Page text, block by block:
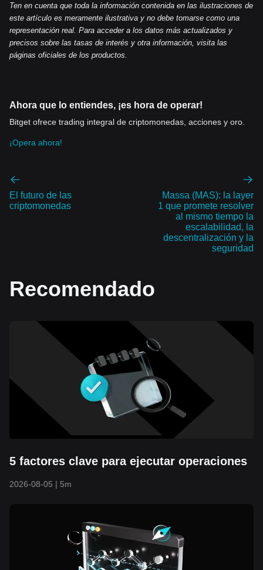
Ten en cuenta que toda la información contenida en las ilustraciones de
este artículo es meramente ilustrativa y no debe tomarse como una
representación real. Para acceder a los datos más actualizados y
precisos sobre las tasas de interés y otra información, visita las
páginas oficiales de los productos.
Ahora que lo entiendes, ¡es hora de operar!
Bitget ofrece trading integral de criptomonedas, acciones y oro.
¡Opera ahora!
El futuro de las
criptomonedas
Massa (MAS): la layer
1 que promete resolver
al mismo tiempo la
escalabilidad, la
descentralización y la
seguridad
Recomendado
5 factores clave para ejecutar operaciones
2026-08-05 | 5m